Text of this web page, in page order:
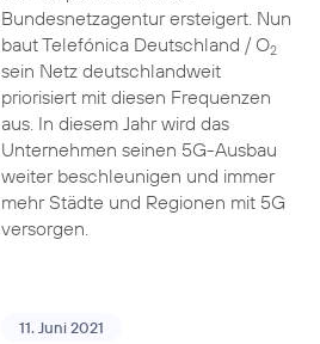
Bundesnetzagentur ersteigert. Nun
baut Telefónica Deutschland / O2
sein Netz deutschlandweit
priorisiert mit diesen Frequenzen
aus. In diesem Jahr wird das
Unternehmen seinen 5G-Ausbau
weiter beschleunigen und immer
mehr Städte und Regionen mit 5G
versorgen.
11. Juni 2021